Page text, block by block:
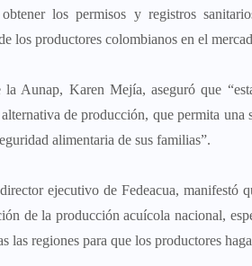
los permisos y registros
los productores colombianos en el
Aunap, Karen Mejía, aseguró que
de producción, que permita
alimentaria de sus familias”.
ejecutivo de Fedeacua, manifestó
de la producción acuícola nacional,
las regiones para que los productores